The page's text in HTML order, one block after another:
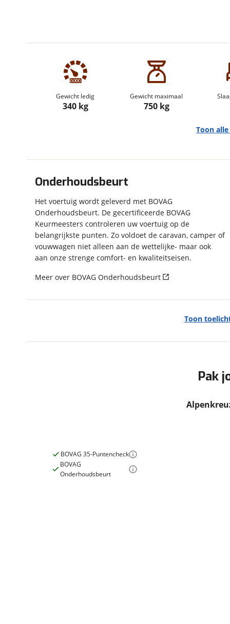
om de site continu te
technologie die je
en beperkte
voorkeurenpagina
Gewicht ledig
340 kg
Gewicht maximaal
750 kg
Toon
Algemeen
Merk
Alpenkreuzer
Model
Waterfront
Bouwjaar
2026
Modeljaar
2026
Carrosserievorm
Vouwwagen
Financieel
Prijs
Onderhoudsbeurt
Het voertuig wordt geleverd met BOVAG
Onderhoudsbeurt. De gecertificeerde BOVAG
Keurmeesters controleren uw voertuig op de
belangrijkste punten. Zo voldoet de caravan, camper of
vouwwagen niet alleen aan de wettelijke- maar ook
aan onze strenge comfort- en kwaliteitseisen.
Meer over BOVAG Onderhoudsbeurt
Toon
Pak
BOVAG 35-Puntencheck
BOVAG
Onderhoudsbeurt